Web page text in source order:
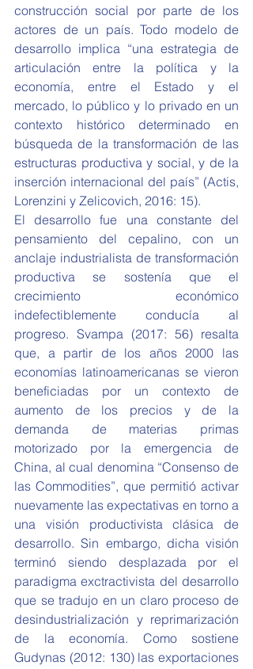
construcción social por parte de los
actores de un país. Todo modelo de
desarrollo implica “una estrategia de
articulación entre la política y la
economía, entre el Estado y el
mercado, lo público y lo privado en un
contexto histórico determinado en
búsqueda de la transformación de las
estructuras productiva y social, y de la
inserción internacional del país” (Actis,
Lorenzini y Zelicovich, 2016: 15).
El desarrollo fue una constante del
pensamiento del cepalino, con un
anclaje industrialista de transformación
productiva se sostenía que el
crecimiento económico
indefectiblemente conducía al
progreso. Svampa (2017: 56) resalta
que, a partir de los años 2000 las
economías latinoamericanas se vieron
beneficiadas por un contexto de
aumento de los precios y de la
demanda de materias primas
motorizado por la emergencia de
China, al cual denomina “Consenso de
las Commodities”, que permitió activar
nuevamente las expectativas en torno a
una visión productivista clásica de
desarrollo. Sin embargo, dicha visión
terminó siendo desplazada por el
paradigma exctractivista del desarrollo
que se tradujo en un claro proceso de
desindustrialización y reprimarización
de la economía. Como sostiene
Gudynas (2012: 130) las exportaciones